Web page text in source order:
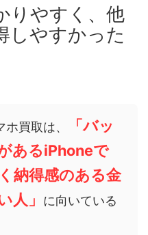
りやすく、他
しやすかった
買取は、
「バッ
あるiPhoneで
納得感のある金
人」
に向いている